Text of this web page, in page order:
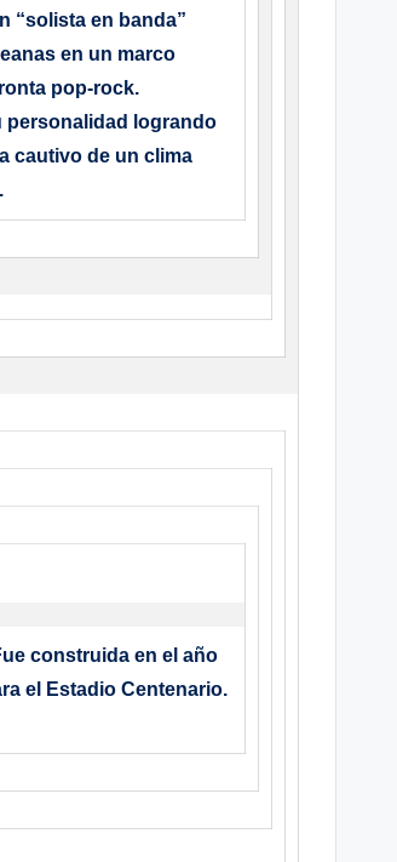
“solista en banda”
en un marco
pop-rock.
personalidad logrando
cautivo de un clima
construida en el año
el Estadio Centenario.